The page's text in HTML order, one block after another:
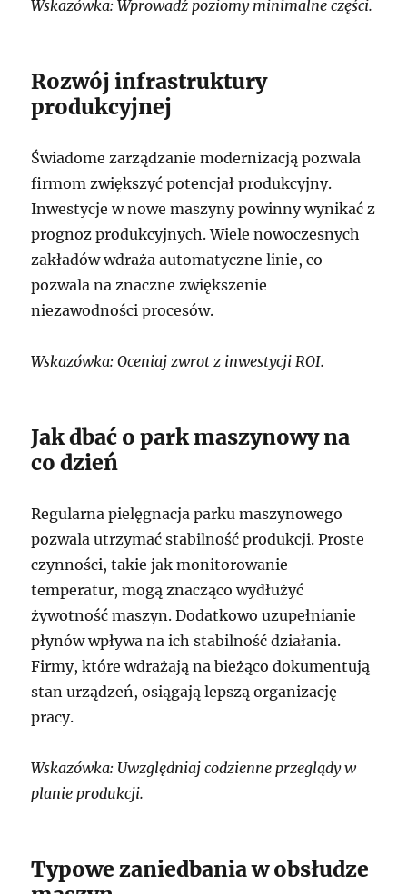
Wskazówka: Wprowadź poziomy minimalne części.
Rozwój infrastruktury
produkcyjnej
Świadome zarządzanie modernizacją pozwala
firmom zwiększyć potencjał produkcyjny.
Inwestycje w nowe maszyny powinny wynikać z
prognoz produkcyjnych. Wiele nowoczesnych
zakładów wdraża automatyczne linie, co
pozwala na znaczne zwiększenie
niezawodności procesów.
Wskazówka: Oceniaj zwrot z inwestycji ROI.
Jak dbać o park maszynowy na
co dzień
Regularna pielęgnacja parku maszynowego
pozwala utrzymać stabilność produkcji. Proste
czynności, takie jak monitorowanie
temperatur, mogą znacząco wydłużyć
żywotność maszyn. Dodatkowo uzupełnianie
płynów wpływa na ich stabilność działania.
Firmy, które wdrażają na bieżąco dokumentują
stan urządzeń, osiągają lepszą organizację
pracy.
Wskazówka: Uwzględniaj codzienne przeglądy w
planie produkcji.
Typowe zaniedbania w obsłudze